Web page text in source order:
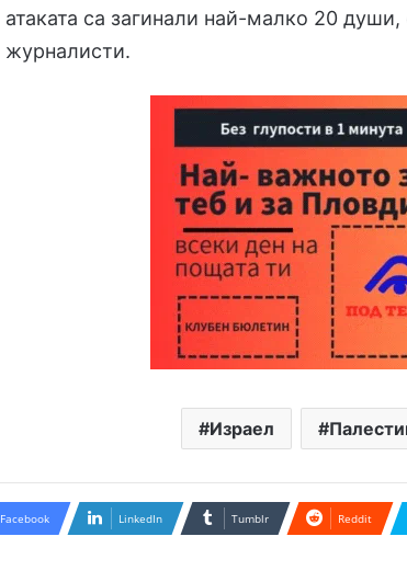
атаката са загинали най-малко 20 души,
журналисти.
Израел
Facebook LinkedIn Tumblr Reddit